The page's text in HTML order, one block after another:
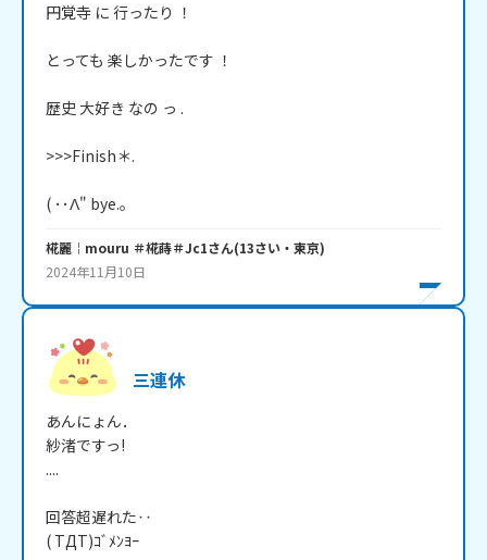
円覚寺 に 行ったり ！
とっても 楽しかったです ！
歴史 大好き なの っ .
>>>Finish＊.
( ･･Λ" bye.。
椛麗￤mouru ＃椛蒔＃Jc1さん(13さい・ 東京)
2024年11月10日
三連休
あんにょん．
紗渚ですっ!
....
回答超遅れた‥
( TДT)ｺﾞﾒﾝﾖｰ